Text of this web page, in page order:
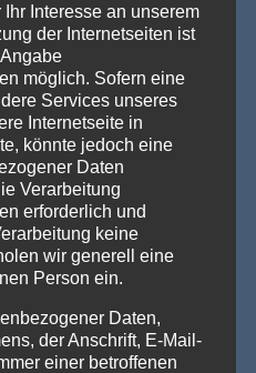
die Decken extrem hoch
und die Marken
für technische Konstruktionen
zum Eventhighlight – wie
Look neu erfindet
im Chesterfield Style bringt
[...] Weiterlesen »
Interesse an unserem
der Internetseiten ist
möglich. Sofern eine
Services unseres
Internetseite in
könnte jedoch eine
Daten
Verarbeitung
erforderlich und
keine
wir generell eine
Person ein.
Daten,
der Anschrift, E-Mail-
einer betroffenen